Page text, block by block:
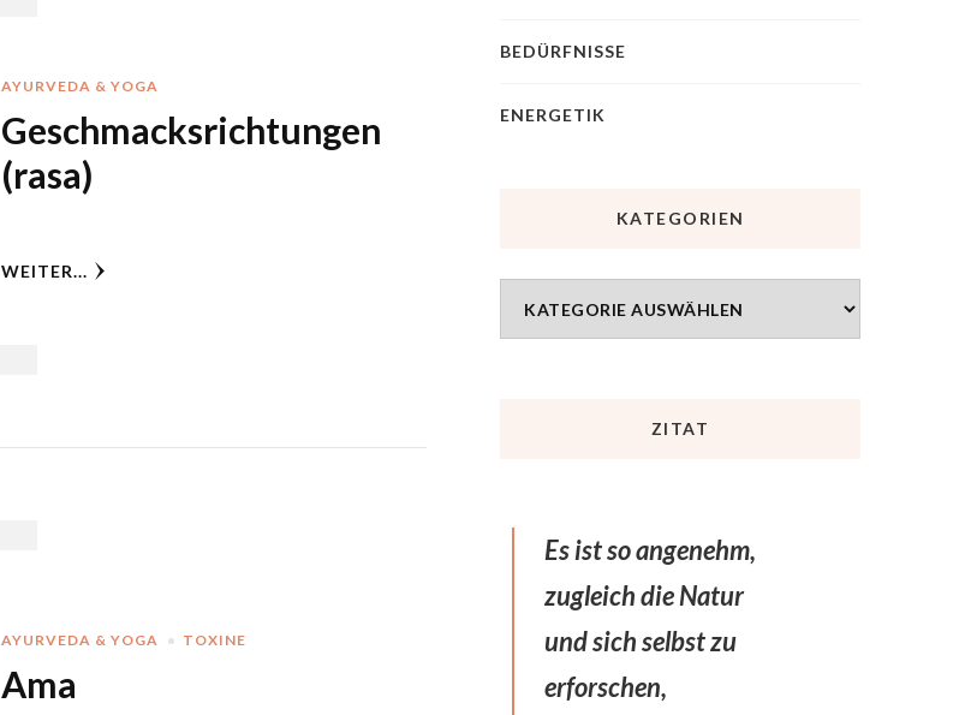
AYURVEDA & YOGA
Geschmacksrichtungen
(rasa)
WEITER...
AYURVEDA & YOGA TOXINE
Ama
BEDÜRFNISSE
ENERGETIK
KATEGORIEN
ZITAT
Es ist so angenehm,
zugleich die Natur
und sich selbst zu
erforschen,